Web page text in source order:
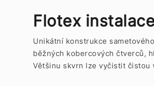
Flotex
Unikátní konstrukce
běžných kobercových čtverců,
Většinu skvrn lze vyčistit čistou